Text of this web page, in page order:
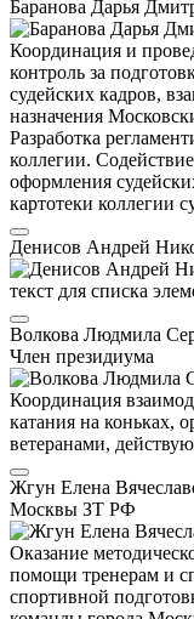
Баранова Дарья
Координация и
контроль за
судейских кадров,
назначения
Разработка
коллегии.
оформления
картотеки коллегии
Денисов Андрей
текст для списка
Волкова Людмила
Член президиума
Координация
катания на коньках,
ветеранами,
Жгун Елена
Москвы ЗТ РФ
Оказание
помощи тренерам и
спортивной